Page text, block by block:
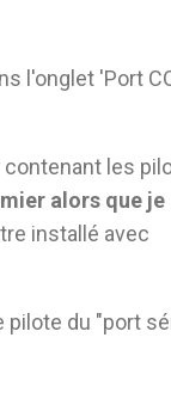
l'onglet 'Port
contenant les
alors que je
installé avec
pilote du "port